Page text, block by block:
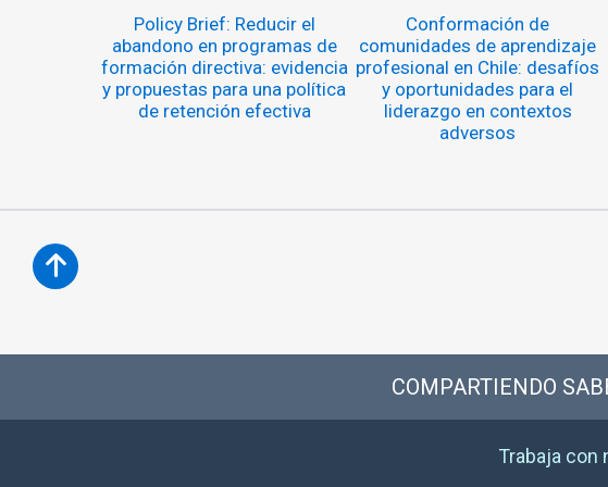
Policy Brief: Reducir el
abandono en programas de
formación directiva: evidencia
y propuestas para una política
de retención efectiva
Conformación de
comunidades de aprendizaje
profesional en Chile: desafíos
y oportunidades para el
liderazgo en contextos
adversos
COMPARTIENDO
Trabaja con